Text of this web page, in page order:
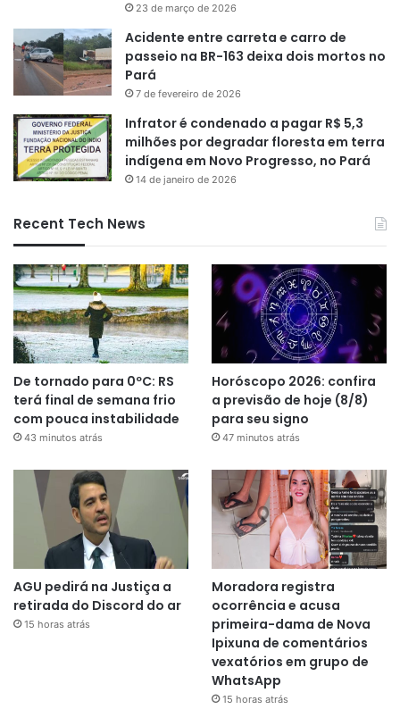
23 de março de 2026
Acidente entre carreta e carro de
passeio na BR-163 deixa dois mortos no
Pará
7 de fevereiro de 2026
Infrator é condenado a pagar R$ 5,3
milhões por degradar floresta em terra
indígena em Novo Progresso, no Pará
14 de janeiro de 2026
Recent Tech News
De tornado para 0ºC: RS
terá final de semana frio
com pouca instabilidade
43 minutos atrás
Horóscopo 2026: confira
a previsão de hoje (8/8)
para seu signo
47 minutos atrás
AGU pedirá na Justiça a
retirada do Discord do ar
15 horas atrás
Moradora registra
ocorrência e acusa
primeira-dama de Nova
Ipixuna de comentários
vexatórios em grupo de
WhatsApp
15 horas atrás